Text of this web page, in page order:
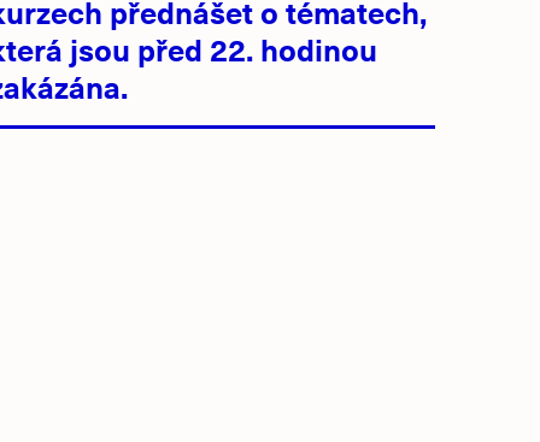
přednášet o tématech,
jsou před 22. hodinou